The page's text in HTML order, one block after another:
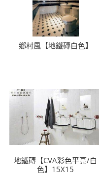
鄉村風【地鐵磚白色】
地鐵磚【CVA彩色平亮/白
色】15X15